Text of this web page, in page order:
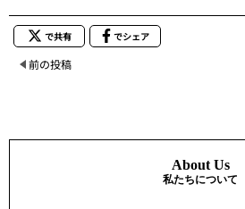
で共有 でシェア
前の投稿
About Us
私たちについて